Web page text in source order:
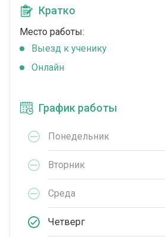
Кратко
Место работы:
Выезд к ученику
Онлайн
График работы
Понедельник
Вторник
Среда
Четверг